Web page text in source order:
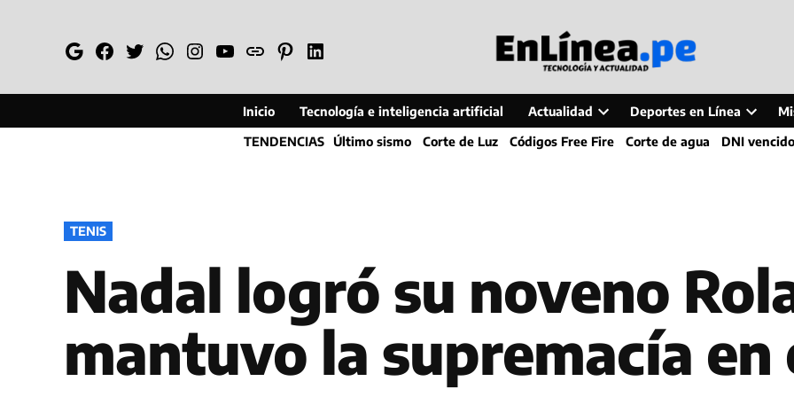
GoogleFacebook
TwitterWhatsapp
Instagram
YouTube
WebPinterestLinkedin
Inicio Tecnología e inteligencia artificial Actualidad
Open
dropdown
Deportes en Línea
Open
dropdown
TENDENCIAS Último sismo Corte de Luz Códigos Free Fire Corte de agua DNI vencido
PUBLICADO
EN
TENIS
Nadal logró su noveno
mantuvo la supremacía en